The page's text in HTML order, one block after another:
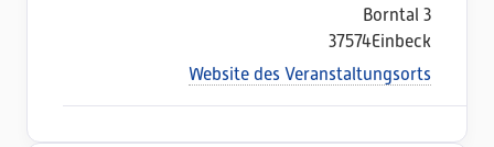
Borntal 3
37574Einbeck
Website des Veranstaltungsorts